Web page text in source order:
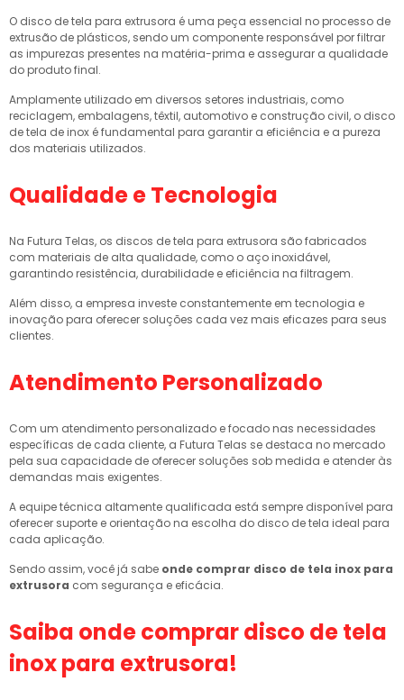
O disco de tela para extrusora é uma peça essencial no processo de
extrusão de plásticos, sendo um componente responsável por filtrar
as impurezas presentes na matéria-prima e assegurar a qualidade
do produto final.
Amplamente utilizado em diversos setores industriais, como
reciclagem, embalagens, têxtil, automotivo e construção civil, o disco
de tela de inox é fundamental para garantir a eficiência e a pureza
dos materiais utilizados.
Qualidade e Tecnologia
Na Futura Telas, os discos de tela para extrusora são fabricados
com materiais de alta qualidade, como o aço inoxidável,
garantindo resistência, durabilidade e eficiência na filtragem.
Além disso, a empresa investe constantemente em tecnologia e
inovação para oferecer soluções cada vez mais eficazes para seus
clientes.
Atendimento Personalizado
Com um atendimento personalizado e focado nas necessidades
específicas de cada cliente, a Futura Telas se destaca no mercado
pela sua capacidade de oferecer soluções sob medida e atender às
demandas mais exigentes.
A equipe técnica altamente qualificada está sempre disponível para
oferecer suporte e orientação na escolha do disco de tela ideal para
cada aplicação.
Sendo assim, você já sabe onde comprar disco de tela inox para
extrusora com segurança e eficácia.
Saiba onde comprar disco de tela
inox para extrusora!